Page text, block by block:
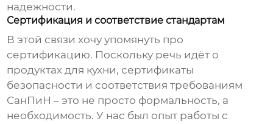
надежности.
Сертификация и соответствие стандартам
В этой связи хочу упомянуть про
сертификацию. Поскольку речь идёт о
продуктах для кухни, сертификаты
безопасности и соответствия требованиям
СанПиН – это не просто формальность, а
необходимость. У нас был опыт работы с